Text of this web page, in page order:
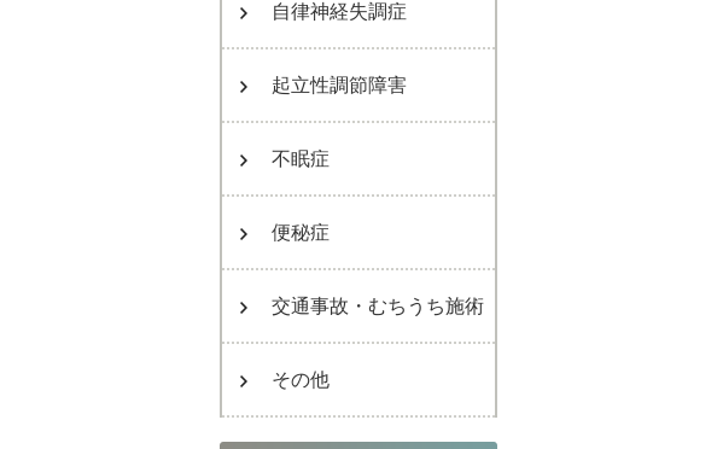
自律神経失調症
起立性調節障害
不眠症
便秘症
交通事故・むちうち施術
その他